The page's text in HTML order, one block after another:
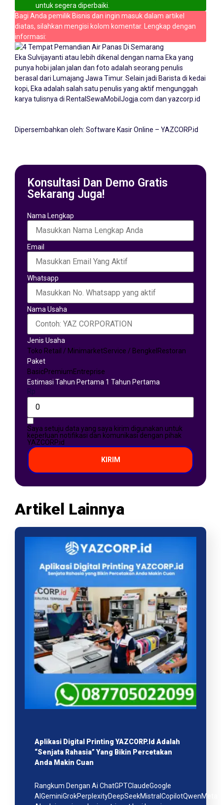
untuk segera diperbaiki.
Bagi Anda pemilik Bisnis dan ingin masuk dalam artikel
diatas, silahkan mengisi kolom komentar. Lengkap dengan
informasi:
Eka Sulvijayanti atau lebih dikenal dengan nama Eka yang
punya hobi jalan jalan dan foto adalah seorang penulis
berasal dari Lumajang Jawa Timur. Selain jadi Barista di kedai
kopi, Eka adalah salah satu penulis yang aktif mengunggah
karya tulisnya di RentalSewaMobilJogja.com dan yazcorp.id
Dipersembahkan oleh: Software Kasir Online – YAZCORP.id
Konsultasi Dan Demo Gratis
Sekarang Juga!
Nama Lengkap
Email
Whatsapp
Nama Usaha
Jenis Usaha
Toko Retail / MinimarketService / Bengkel Restoran
Paket
BasicPremiumEntreprise
Estimasi Tahun Pertama 1 Tahun Pertama
Rp
Saya setuju data yang saya kirim digunakan untuk
keperluan notifikasi dan komunikasi dengan pihak
YAZCORP.id
KIRIM
Artikel Lainnya
Aplikasi Digital Printing YAZCORP.id Adalah
“Senjata Rahasia” Yang Bikin Percetakan
Anda Makin Cuan
Rangkum Dengan Ai ChatGPTClaudeGoogle
AIGeminiGrokPerplexityDeepSeekMistralCopilotQwenMeta